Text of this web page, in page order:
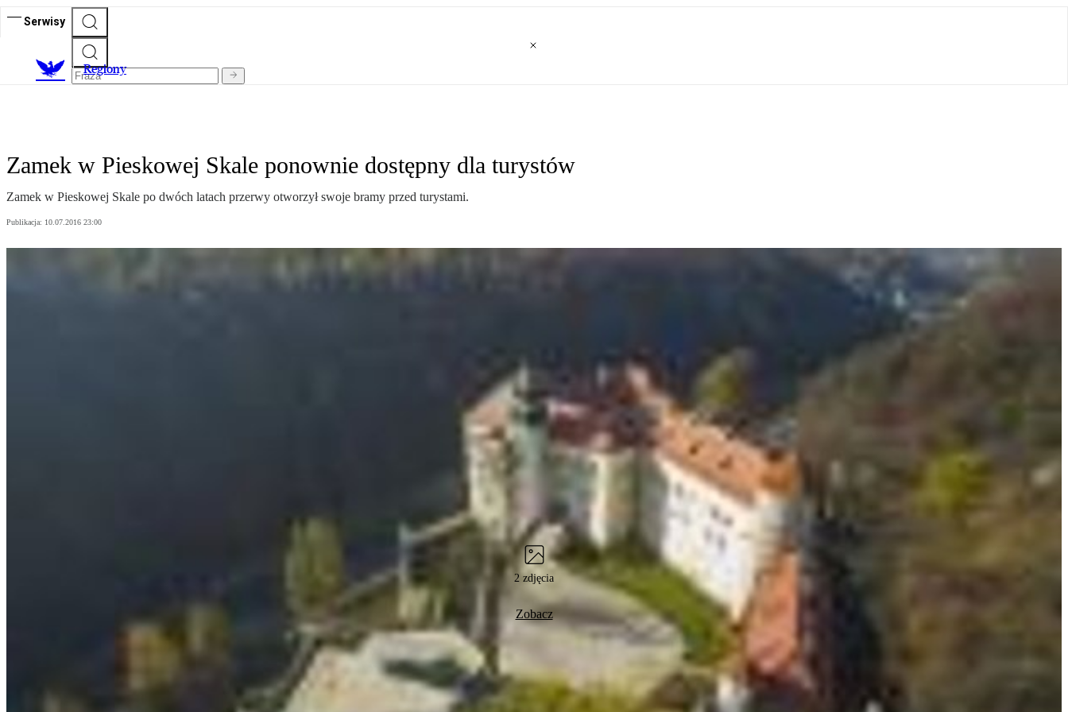
Serwisy
Regiony
Zamek w Pieskowej Skale ponownie dostępny dla turystów
Zamek w Pieskowej Skale po dwóch latach przerwy otworzył swoje bramy przed turystami.
Publikacja: 10.07.2016 23:00
2 zdjęcia
Zobacz